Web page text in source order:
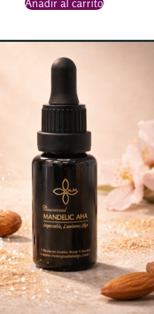
Añadir al carrito